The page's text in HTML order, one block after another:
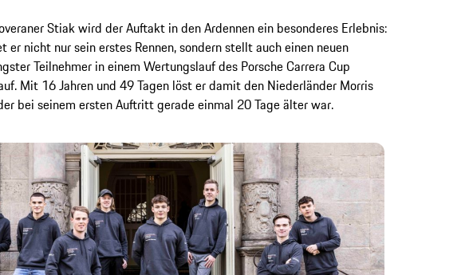
Stiak wird der Auftakt in den Ardennen ein besonderes Erlebnis:
er nicht nur sein erstes Rennen, sondern stellt auch einen neuen
Teilnehmer in einem Wertungslauf des Porsche Carrera Cup
Mit 16 Jahren und 49 Tagen löst er damit den Niederländer Morris
bei seinem ersten Auftritt gerade einmal 20 Tage älter war.